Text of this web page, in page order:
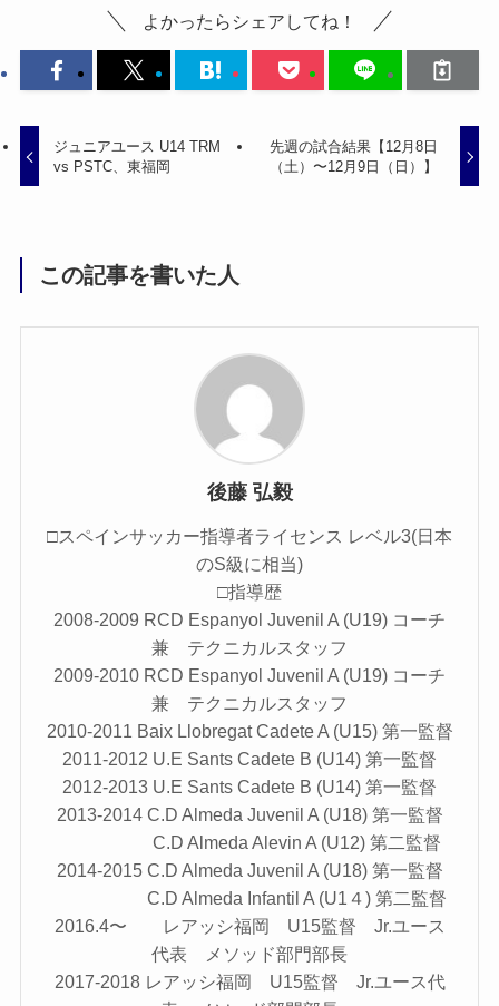
よかったらシェアしてね！
ジュニアユース U14 TRM
vs PSTC、東福岡
先週の試合結果【12月8日
（土）〜12月9日（日）】
この記事を書いた人
後藤 弘毅
□スペインサッカー指導者ライセンス レベル3(日本
のS級に相当)
□指導歴
2008-2009 RCD Espanyol Juvenil A (U19) コーチ
兼 テクニカルスタッフ
2009-2010 RCD Espanyol Juvenil A (U19) コーチ
兼 テクニカルスタッフ
2010-2011 Baix Llobregat Cadete A (U15) 第一監督
2011-2012 U.E Sants Cadete B (U14) 第一監督
2012-2013 U.E Sants Cadete B (U14) 第一監督
2013-2014 C.D Almeda Juvenil A (U18) 第一監督
C.D Almeda Alevin A (U12) 第二監督
2014-2015 C.D Almeda Juvenil A (U18) 第一監督
C.D Almeda Infantil A (U1４) 第二監督
2016.4〜 レアッシ福岡 U15監督 Jr.ユース
代表 メソッド部門部長
2017-2018 レアッシ福岡 U15監督 Jr.ユース代